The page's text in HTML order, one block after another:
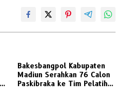
Bakesbangpol Kabupaten
Madiun Serahkan 76 Calon
Paskibraka ke Tim Pelatih